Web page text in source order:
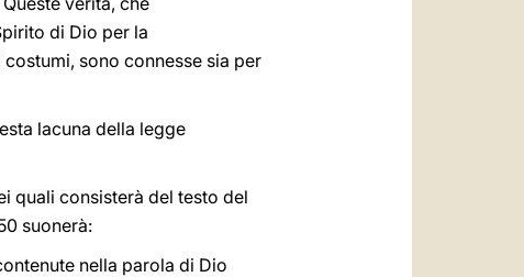
di Dio per la
sono connesse sia per
lacuna della legge
quali consisterà del testo del
suonerà:
nella parola di Dio